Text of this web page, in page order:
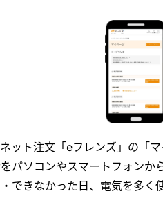
ット注文「eフレンズ」の「
パソコンやスマートフォンか
できなかった日、電気を多く